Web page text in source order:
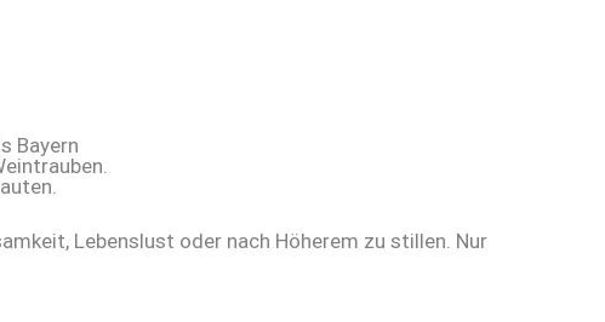
Lebenslust oder nach Höherem zu stillen. Nur